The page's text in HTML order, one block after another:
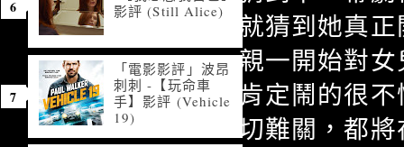
就猜到她真
親一開始對
肯定鬧的很
切難關，都
影評 (Still Alice)
「電影影評」波昂
刺刺 -【玩命車
手】影評 (Vehicle
19)